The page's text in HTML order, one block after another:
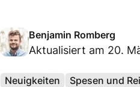
Benjamin Romberg
Aktualisiert am 20.
Neuigkeiten
Spesen und